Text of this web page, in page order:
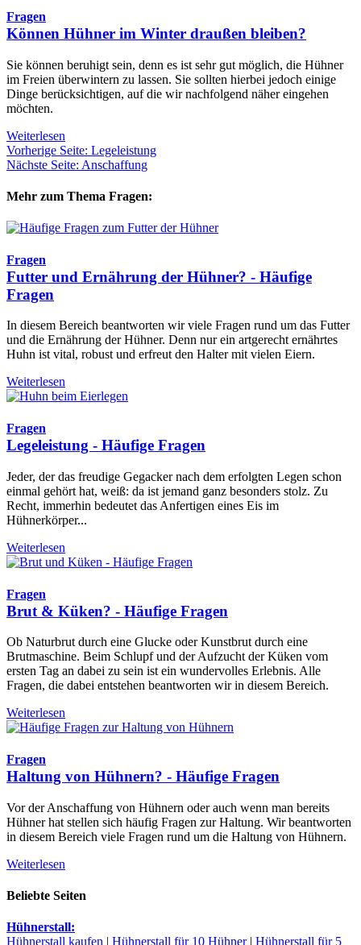
Fragen
Können Hühner im Winter draußen bleiben?
Sie können beruhigt sein, denn es ist sehr gut möglich, die Hühner
im Freien überwintern zu lassen. Sie sollten hierbei jedoch einige
Dinge berücksichtigen, auf die wir nachfolgend näher eingehen
möchten.
Weiterlesen
Vorherige Seite: Legeleistung
Nächste Seite: Anschaffung
Mehr zum Thema Fragen:
Fragen
Futter und Ernährung der Hühner? - Häufige
Fragen
In diesem Bereich beantworten wir viele Fragen rund um das Futter
und die Ernährung der Hühner. Denn nur ein artgerecht ernährtes
Huhn ist vital, robust und erfreut den Halter mit vielen Eiern.
Weiterlesen
Fragen
Legeleistung - Häufige Fragen
Jeder, der das freudige Gegacker nach dem erfolgten Legen schon
einmal gehört hat, weiß: da ist jemand ganz besonders stolz. Zu
Recht, immerhin bedeutet das Anfertigen eines Eis im
Hühnerkörper...
Weiterlesen
Fragen
Brut & Küken? - Häufige Fragen
Ob Naturbrut durch eine Glucke oder Kunstbrut durch eine
Brutmaschine. Beim Schlupf und der Aufzucht der Küken vom
ersten Tag an dabei zu sein ist ein wundervolles Erlebnis. Alle
Fragen, die dabei entstehen beantworten wir in diesem Bereich.
Weiterlesen
Fragen
Haltung von Hühnern? - Häufige Fragen
Vor der Anschaffung von Hühnern oder auch wenn man bereits
Hühner hat stellen sich häufig Fragen zur Haltung. Wir beantworten
in diesem Bereich viele Fragen rund um die Haltung von Hühnern.
Weiterlesen
Beliebte Seiten
Hühnerstall:
Hühnerstall kaufen | Hühnerstall für 10 Hühner| Hühnerstall für 5